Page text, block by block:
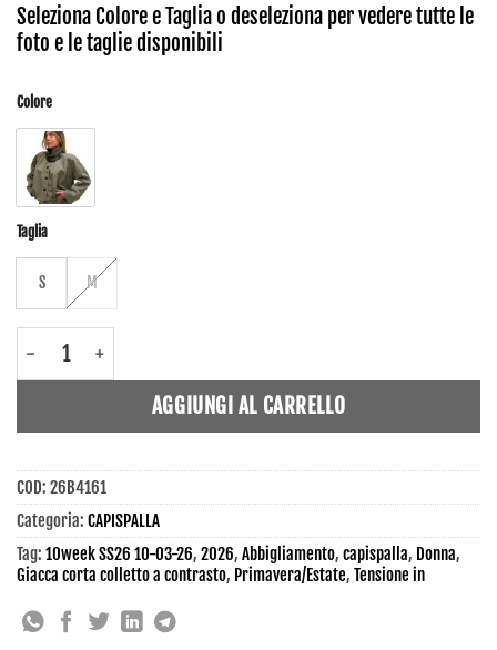
Seleziona Colore e Taglia o deseleziona per vedere tutte le
foto e le taglie disponibili
Colore
Taglia
S M
AGGIUNGI AL CARRELLO
COD: 26B4161
Categoria: CAPISPALLA
Tag: 10week SS26 10-03-26, 2026, Abbigliamento, capispalla, Donna,
Giacca corta colletto a contrasto, Primavera/Estate, Tensione in